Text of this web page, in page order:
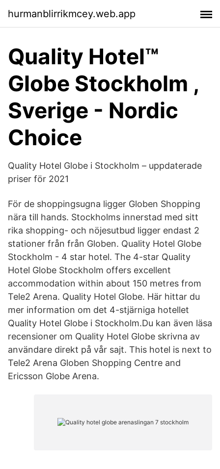
hurmanblirrikmcey.web.app
Quality Hotel™
Globe Stockholm ,
Sverige - Nordic
Choice
Quality Hotel Globe i Stockholm – uppdaterade
priser för 2021
För de shoppingsugna ligger Globen Shopping
nära till hands. Stockholms innerstad med sitt
rika shopping- och nöjesutbud ligger endast 2
stationer från från Globen. Quality Hotel Globe
Stockholm - 4 star hotel. The 4-star Quality
Hotel Globe Stockholm offers excellent
accommodation within about 150 metres from
Tele2 Arena. Quality Hotel Globe. Här hittar du
mer information om det 4-stjärniga hotellet
Quality Hotel Globe i Stockholm.Du kan även läsa
recensioner om Quality Hotel Globe skrivna av
användare direkt på vår sajt. This hotel is next to
Tele2 Arena Globen Shopping Centre and
Ericsson Globe Arena.